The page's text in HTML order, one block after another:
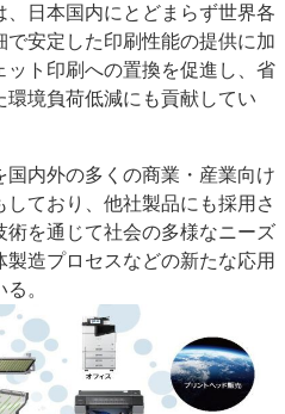
日本国内にとどまらず世界各
安定した印刷性能の提供に加
ット印刷への置換を促進し、省
境負荷低減にも貢献してい
内外の多くの商業・産業向け
ており、他社製品にも採用さ
を通じて社会の多様なニーズ
造プロセスなどの新たな応用
。